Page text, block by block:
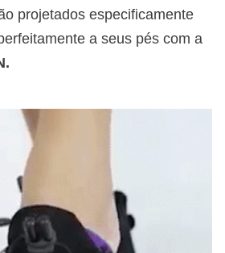
projetados especificamente
a seus pés com a